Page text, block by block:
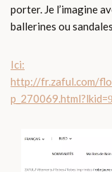
porter. Je l’imagine
ballerines ou
Ici:
http://fr.zaful.com/
p_270069.html?lkid=